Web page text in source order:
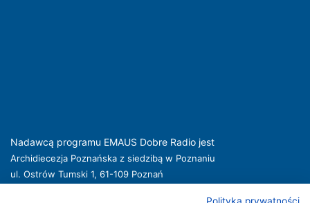
Nadawcą programu EMAUS Dobre Radio jest
Archidiecezja Poznańska z siedzibą w Poznaniu
ul. Ostrów Tumski 1, 61-109 Poznań